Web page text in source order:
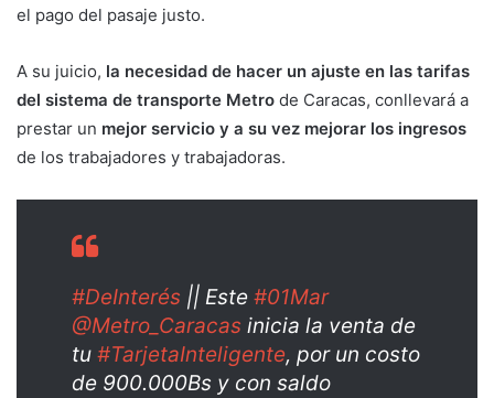
el pago del pasaje justo.
A su juicio, la necesidad de hacer un ajuste en las tarifas
del sistema de transporte Metro de Caracas, conllevará a
prestar un mejor servicio y a su vez mejorar los ingresos
de los trabajadores y trabajadoras.
#DeInterés || Este #01Mar
@Metro_Caracas inicia la venta de
tu #TarjetaInteligente, por un costo
de 900.000Bs y con saldo